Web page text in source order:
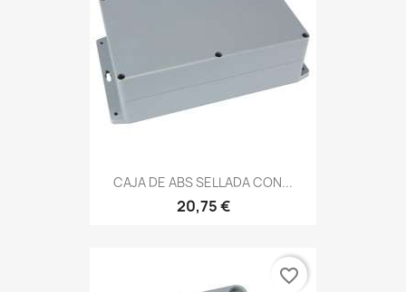
CAJA DE ABS SELLADA CON...
20,75 €
favorite_border